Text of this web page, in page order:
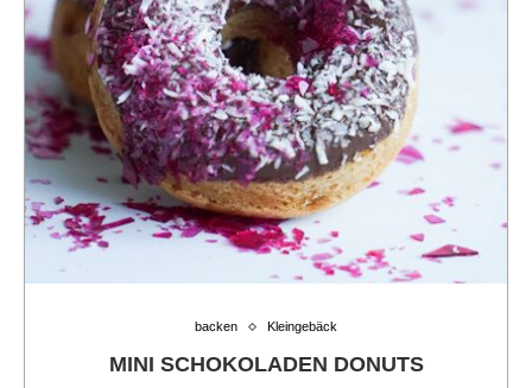
backen Kleingebäck
MINI SCHOKOLADEN DONUTS